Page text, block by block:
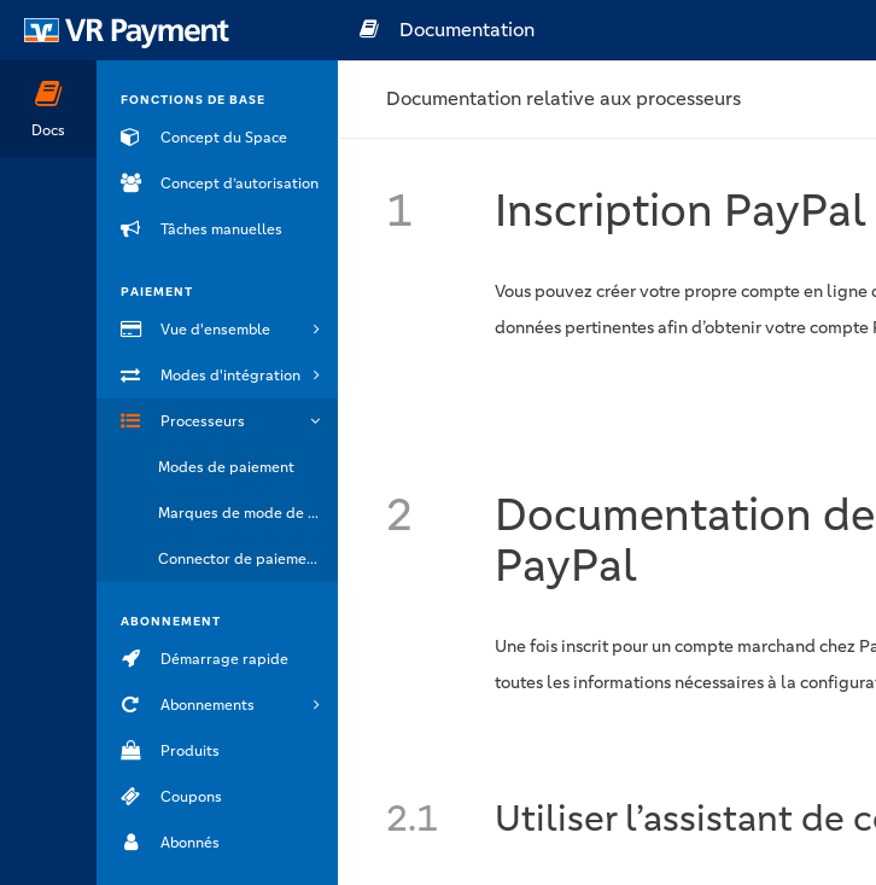
Docs
FONCTIONS DE BASE
Concept du Space
Concept d’autorisation
Tâches manuelles
PAIEMENT
Vue d'ensemble
Modes d'intégration
Processeurs
Modes de paiement
Marques de mode de paiement
Connector de paiement
ABONNEMENT
Démarrage rapide
Abonnements
Produits
Coupons
Abonnés
Documentation
Documentation relative aux processeurs
1 Inscription PayPal
Vous pouvez créer votre propre compte en ligne
données pertinentes afin d’obtenir votre compte
2
Documentation
PayPal
Une fois inscrit pour un compte marchand chez
toutes les informations nécessaires à la
2.1 Utiliser l’assistant de